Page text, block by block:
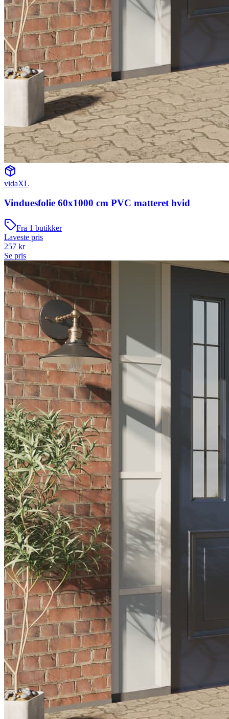
vidaXL
Vinduesfolie 60x1000 cm PVC matteret hvid
Fra 1 butikker
Laveste pris
257 kr
Se pris